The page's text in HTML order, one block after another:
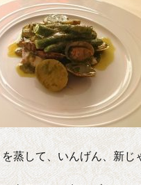
蒸して、いんげん、新じ